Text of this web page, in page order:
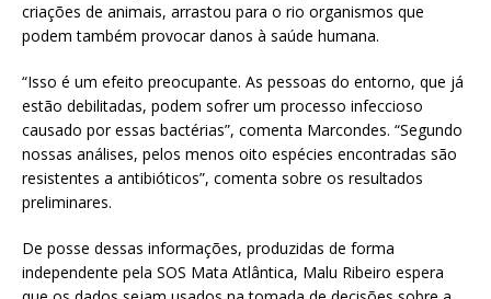
criações de animais, arrastou para o rio organismos que
podem também provocar danos à saúde humana.
“Isso é um efeito preocupante. As pessoas do entorno, que já
estão debilitadas, podem sofrer um processo infeccioso
causado por essas bactérias”, comenta Marcondes. “Segundo
nossas análises, pelos menos oito espécies encontradas são
resistentes a antibióticos”, comenta sobre os resultados
preliminares.
De posse dessas informações, produzidas de forma
independente pela SOS Mata Atlântica, Malu Ribeiro espera